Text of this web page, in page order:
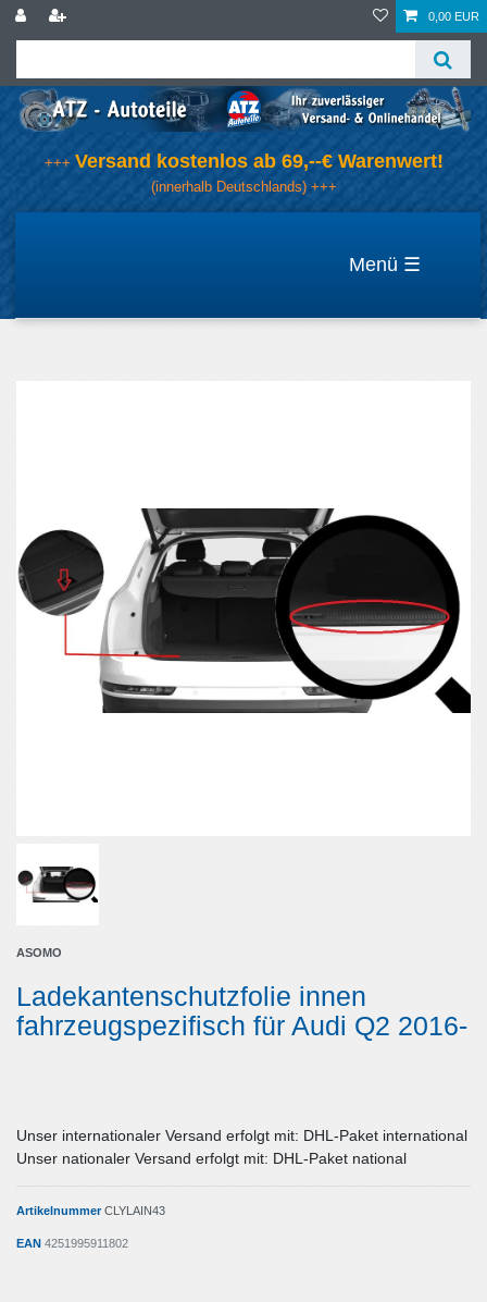
0,00 EUR
+++ Versand kostenlos ab 69,--€ Warenwert!
(innerhalb Deutschlands) +++
☰
ASOMO
Ladekantenschutzfolie innen
fahrzeugspezifisch für Audi Q2 2016-
Unser internationaler Versand erfolgt mit: DHL-Paket international
Unser nationaler Versand erfolgt mit: DHL-Paket national
ArtikelnummerCLYLAIN43
EAN 4251995911802